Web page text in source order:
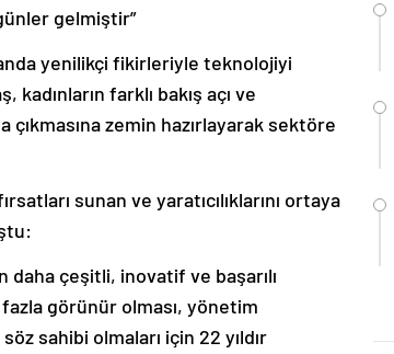
farklı bakış açı ve
zemin hazırlayarak sektöre
fazla görünür olması, yönetim
sahibi olmaları için 22 yıldır